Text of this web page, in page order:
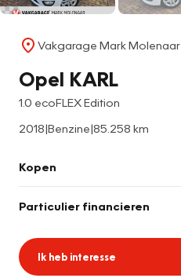
Vakgarage Mark Molenaar
Opel KARL
1.0 ecoFLEX Edition
2018|Benzine|85.258 km
Kopen
Particulier financieren
Ik heb interesse